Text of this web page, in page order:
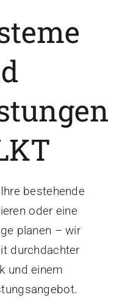
bestehende
oder eine
planen – wir
durchdachter
und einem